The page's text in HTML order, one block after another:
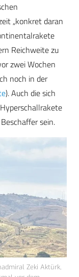
„konkret daran
Reichweite zu
zwei Wochen
noch in der
). Auch die sich
sein.
Zeki Aktürk,